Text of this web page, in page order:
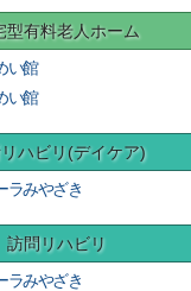
型有料老人ホーム
い館
い館
ハビリ(デイケア)
ラみやざき
訪問リハビリ
ラみやざき